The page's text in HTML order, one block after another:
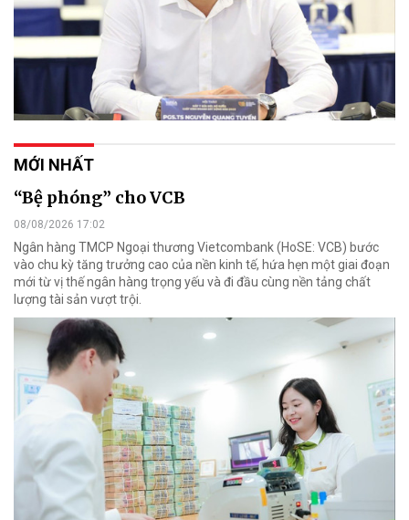
MỚI NHẤT
“Bệ phóng” cho VCB
08/08/2026 17:02
Ngân hàng TMCP Ngoại thương Vietcombank (HoSE: VCB) bước
vào chu kỳ tăng trưởng cao của nền kinh tế, hứa hẹn một giai đoạn
mới từ vị thế ngân hàng trọng yếu và đi đầu cùng nền tảng chất
lượng tài sản vượt trội.